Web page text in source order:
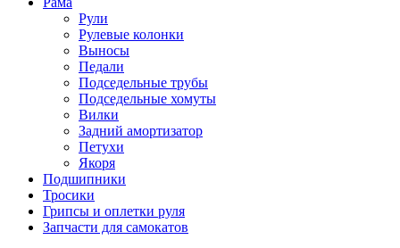
Рули
Рулевые колонки
Выносы
Педали
Подседельные трубы
Подседельные хомуты
Вилки
Задний амортизатор
Петухи
Якоря
Подшипники
Тросики
Грипсы и оплетки руля
Запчасти для самокатов